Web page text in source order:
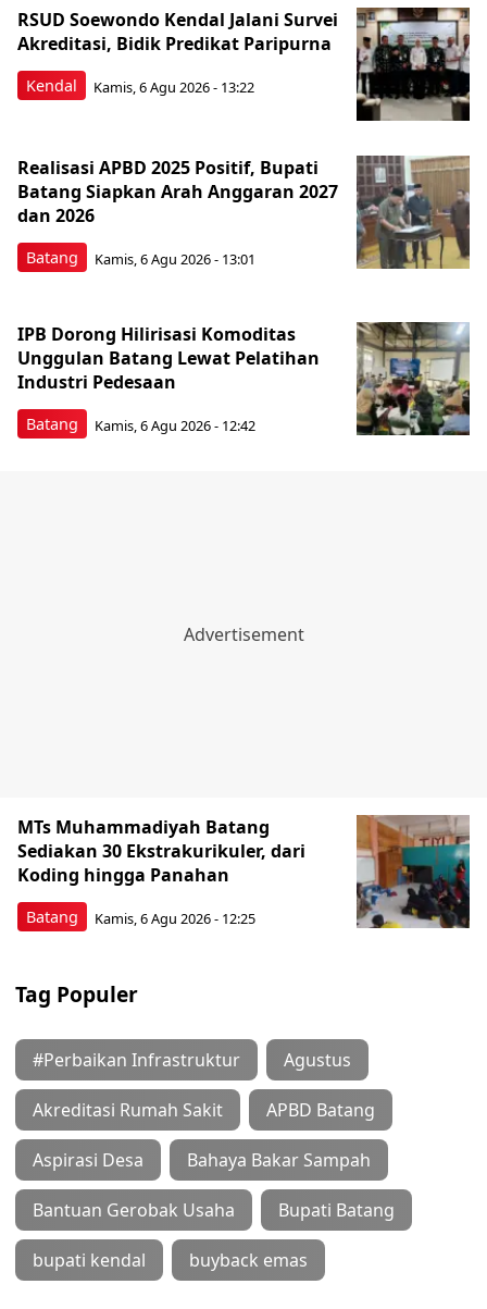
Kendal
RSUD Soewondo Kendal Jalani Survei
Akreditasi, Bidik Predikat Paripurna
Kamis, 6 Agu 2026 - 13:22
Batang
Realisasi APBD 2025 Positif, Bupati
Batang Siapkan Arah Anggaran 2027
dan 2026
Kamis, 6 Agu 2026 - 13:01
Batang
IPB Dorong Hilirisasi Komoditas
Unggulan Batang Lewat Pelatihan
Industri Pedesaan
Kamis, 6 Agu 2026 - 12:42
Batang
MTs Muhammadiyah Batang
Sediakan 30 Ekstrakurikuler, dari
Koding hingga Panahan
Kamis, 6 Agu 2026 - 12:25
Tag Populer
#Perbaikan Infrastruktur Agustus
Akreditasi Rumah Sakit APBD Batang
Aspirasi Desa Bahaya Bakar Sampah
Bantuan Gerobak Usaha Bupati Batang
bupati kendal buyback emas